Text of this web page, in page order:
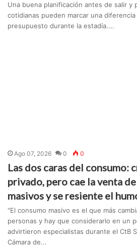
Una buena planificación antes de salir y
cotidianas pueden marcar una
presupuesto durante la estadía....
Ago 07, 2026 0 0
Las dos caras del consumo:
privado, pero cae la venta
masivos y se resiente el
"El consumo masivo es el que más
personas y hay que considerarlo en un
advirtieron especialistas durante el CtB
Cámara de...